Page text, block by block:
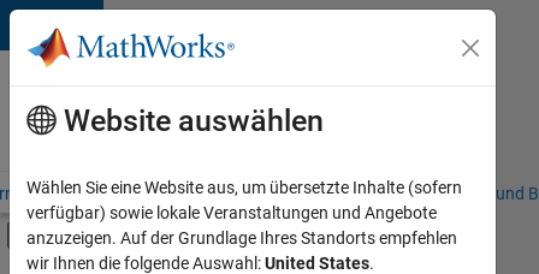
Weiter zum Inhalt
Karriere
bei
MathWorks
– Übersicht Stellensuche Niederlassungen Studierende und
Umschaltung für Off-Canvas-
Hauptinhalt
Website auswählen
Wählen Sie eine Website aus, um übersetzte Inhalte (sofern
verfügbar) sowie lokale Veranstaltungen und Angebote
anzuzeigen. Auf der Grundlage Ihres Standorts empfehlen
wir Ihnen die folgende Auswahl:United States.